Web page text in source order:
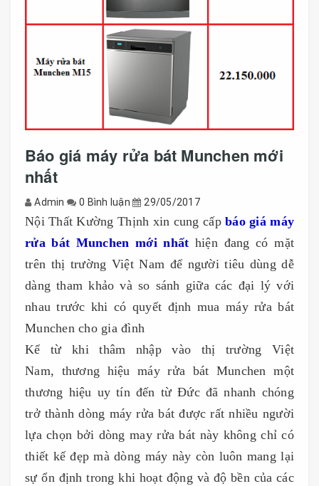
Báo giá máy rửa bát Munchen mới
nhất
Admin 0 Bình luận 29/05/2017
Nội Thất Kường Thịnh xin cung cấpbáo giá máy
rửa bát Munchen mới nhất hiện đang có mặt
trên thị trường Việt Nam để người tiêu dùng dễ
dàng tham khảo và so sánh giữa các đại lý với
nhau trước khi có quyết định mua máy rửa bát
Munchen cho gia đình
Kể từ khi thâm nhập vào thị trường Việt
Nam, thương hiệu máy rửa bát Munchen một
thương hiệu uy tín đến từ Đức đã nhanh chóng
trở thành dòng máy rửa bát được rất nhiều người
lựa chọn bởi dòng may rửa bát này không chỉ có
thiết kế đẹp mà dòng máy này còn luôn mang lại
sự ổn định trong khi hoạt động và độ bền của các